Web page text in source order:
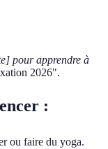
pour apprendre à
2026".
:
ou faire du yoga.